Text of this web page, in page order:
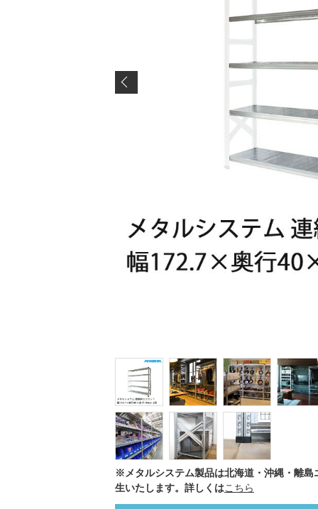
※メタルシステム製品は北海道・沖縄・離
生いたします。詳しくはこちら